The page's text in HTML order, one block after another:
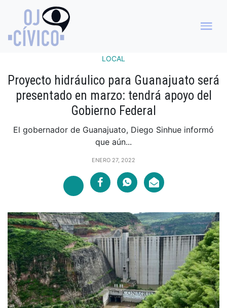
LOCAL
Proyecto hidráulico para Guanajuato será
presentado en marzo: tendrá apoyo del
Gobierno Federal
El gobernador de Guanajuato, Diego Sinhue informó
que aún...
ENERO 27, 2022